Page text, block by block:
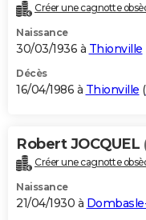
Créer une cagnotte
Naissance
30/03/1936 à Thionville
Décès
16/04/1986 à Thionville (
Robert JOCQUEL
Créer une cagnotte
Naissance
21/04/1930 à